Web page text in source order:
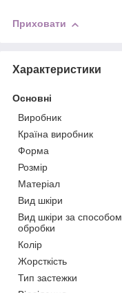
Приховати
Характеристики
Основні
Виробник
Країна виробник
Форма
Розмір
Матеріал
Вид шкіри
Вид шкіри за способом
обробки
Колір
Жорсткість
Тип застежки